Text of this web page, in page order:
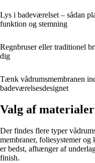
Lys i badeværelset – sådan
funktion og stemning
Regnbruser eller traditionel
dig
Tænk vådrumsmembranen
badeværelsesdesignet
Valg af
Der findes flere typer
membraner, foliesystemer
er bedst, afhænger af
finish.